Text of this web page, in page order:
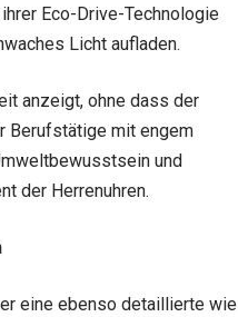
Eco-Drive-Technologie
Licht aufladen.
anzeigt, ohne dass der
Berufstätige mit engem
und
der Herrenuhren.
eine ebenso detaillierte wie